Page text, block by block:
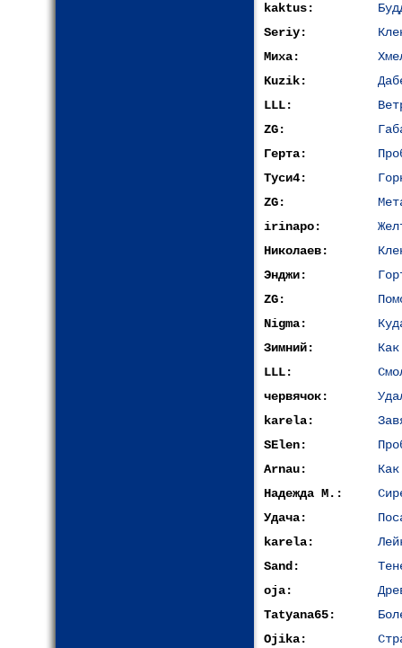
kaktus:
Seriy:
Миха:
Kuzik:
LLL:
ZG:
Герта:
Туси4:
ZG:
irinapo:
Николаев:
Энджи:
ZG:
Nigma:
Зимний:
LLL:
червячок:
karela:
SElen:
Arnau:
Надежда М.:
Удача:
karela:
Sand:
oja:
Tatyana65:
Ojika: